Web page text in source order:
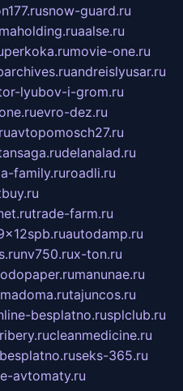
snow-guard.ru
aalse.ru
perkoka.rumovie-one.ru
andreislyusar.ru
lyubov-i-grom.ru
evro-dez.ru
avtopomosch27.ru
delanalad.ru
family.ruroadli.ru
trade-farm.ru
autodamp.ru
nv750.rux-ton.ru
manunae.ru
madoma.rutajuncos.ru
besplatno.rusplclub.ru
ribery.rucleanmedicine.ru
seks-365.ru
avtomaty.ru